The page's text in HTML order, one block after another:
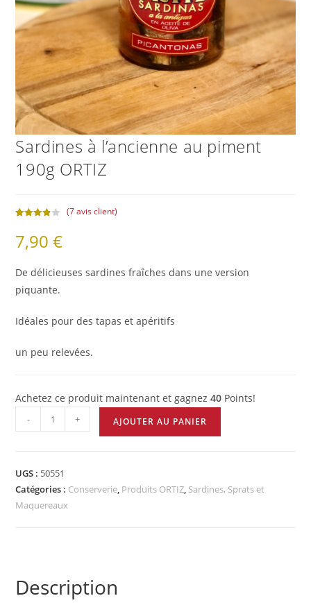
Sardines à l’ancienne au piment
190g ORTIZ
sur 5
basé
notation
s client
(7avis client)
7,90€
De délicieuses sardines fraîches dans une version
piquante.
Idéales pour des tapas et apéritifs
un peu relevées.
Achetez ce produit maintenant et gagnez40 Points!
- + AJOUTER AU PANIER
UGS : 50551
Catégories : Conserverie, Produits ORTIZ, Sardines, Sprats et
Maquereaux
Description